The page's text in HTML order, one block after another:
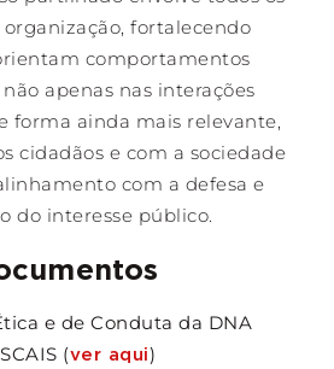
fortalecendo
comportamentos
apenas nas interações
forma ainda mais relevante,
cidadãos e com a sociedade
com a defesa e
do interesse público.
e de Conduta da DNA
(ver aqui)